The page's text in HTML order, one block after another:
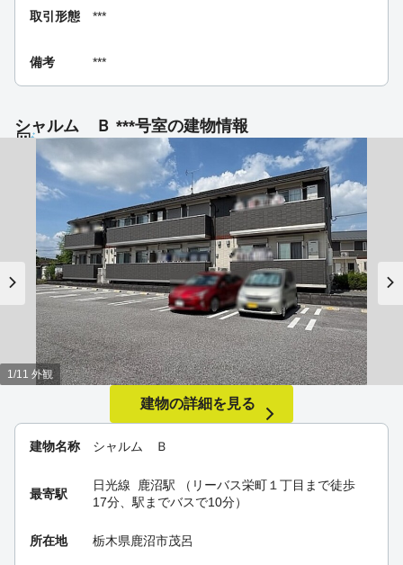
取引形態 ***
備考 ***
シャルム Ｂ ***号室の建物情報
建物名称 シャルム Ｂ
最寄駅
日光線 鹿沼駅 （リーバス栄町１丁目まで徒歩
17分、駅までバスで10分）
所在地 栃木県鹿沼市茂呂
1/11 外観
建物の詳細を見る